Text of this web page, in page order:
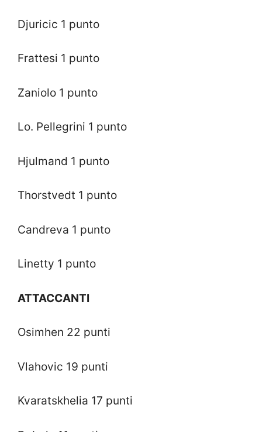
Djuricic 1 punto
Frattesi 1 punto
Zaniolo 1 punto
Lo. Pellegrini 1 punto
Hjulmand 1 punto
Thorstvedt 1 punto
Candreva 1 punto
Linetty 1 punto
ATTACCANTI
Osimhen 22 punti
Vlahovic 19 punti
Kvaratskhelia 17 punti